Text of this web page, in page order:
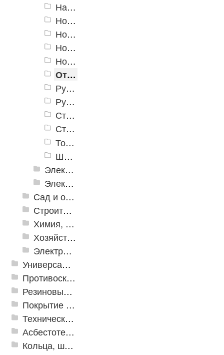
Напильники, надфили
Ножницы для профилей
Ножницы по металлу
Ножовки
Ножовки и полотна по металлу
Отвертки
Рубанки
Ручные дрели
Стамески, резцы
Стусла
Топоры, колуны
Шарнирно-губцевые инструменты
Электромонтажный инструмент
Электронные измерительные инструменты
Сад и огород
Строительная Химия и принадлежности
Химия, крепеж, СИЗ
Хозяйственные принадлежности
Электрика и свет
Универсальные модульные покрытия
Противоскользящая защита для лестниц, профили, ленты
Резиновые и ПВХ дорожки
Покрытие из резиновой крошки
Техническая резина
Асбестотехнические и теплоизоляционные материалы
Кольца, шайбы, манжеты